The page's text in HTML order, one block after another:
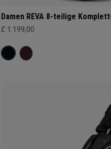
Damen REVA 8-teilige
£ 1.199,00